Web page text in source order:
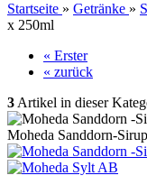
Startseite » Getränke »
x 250ml
« Erster
« zurück
3 Artikel in dieser
Moheda Sanddorn-